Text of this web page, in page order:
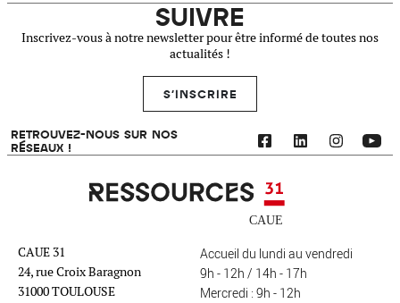
SUIVRE
Inscrivez-vous à notre newsletter pour être informé de toutes nos
actualités !
S'INSCRIRE
RETROUVEZ-NOUS SUR NOS
RÉSEAUX !
Ressources 31
CAUE 31
24, rue Croix Baragnon
31000 TOULOUSE
Accueil du lundi au vendredi
9h - 12h / 14h - 17h
Mercredi : 9h - 12h